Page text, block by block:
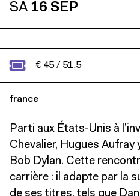
SA 16 SEP
€ 45 / 51,5
france
Parti aux États-Unis à
Chevalier, Hugues
Bob Dylan. Cette
carrière : il adapte par la